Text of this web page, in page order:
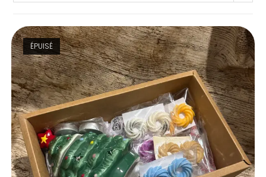
ÉPUISÉ